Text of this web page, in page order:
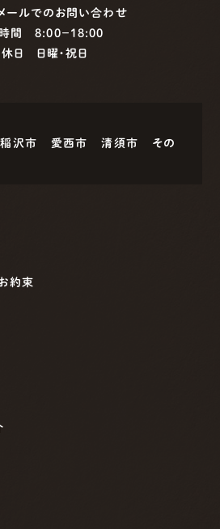
ールでのお問い合わせ
時間 8:00−18:00
日 日曜・祝日
稲沢市 愛西市 清須市
その
約束